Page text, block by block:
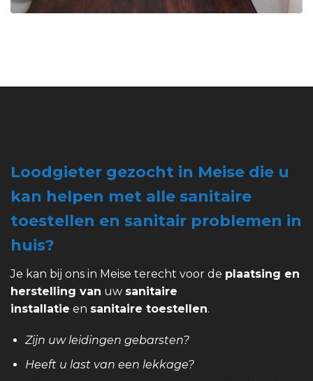
Loodgieter gezocht in Meise die u
kan helpen met alle sanitaire
toestellen en sanitair problemen in
huis?
Je kan bij ons in Meise terecht voor de plaatsing en
herstelling van uw sanitaire
installatie en sanitaire toestellen.
Zijn uw leidingen gebarsten?
Heeft u last van een lekkage?